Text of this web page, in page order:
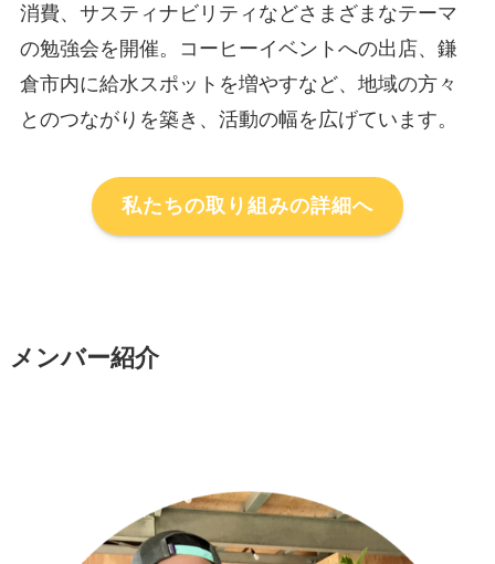
消費、サスティナビリティなどさまざまなテーマ
の勉強会を開催。コーヒーイベントへの出店、鎌
倉市内に給水スポットを増やすなど、地域の方々
とのつながりを築き、活動の幅を広げています。
私たちの取り組みの詳細へ
メンバー紹介